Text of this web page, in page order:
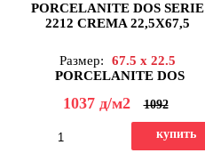
PORCELANITE DOS SERIE
2212 CREMA 22,5Х67,5
Размер:
67.5 x 22.5
PORCELANITE DOS
1037 д/м2 1092
купить